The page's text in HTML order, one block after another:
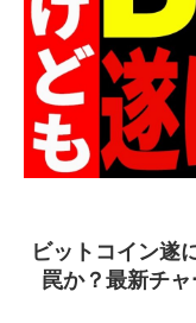
ビットコイン遂
罠か？最新チャ